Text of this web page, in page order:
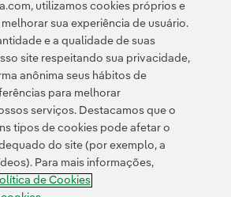
Política de Privacidade Informação legal
Política de cookies Configuração de cookies
Canal de denúncias
utilizamos cookies próprios e
sua experiência de usuário.
e a qualidade de suas
site respeitando sua privacidade,
anônima seus hábitos de
para melhorar
serviços. Destacamos que o
tipos de cookies pode afetar o
do site (por exemplo, a
Para mais informações,
de Cookies